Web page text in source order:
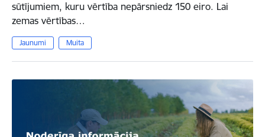
sūtījumiem, kuru vērtība nepārsniedz 150 eiro. Lai
zemas vērtības…
Jaunumi Muita